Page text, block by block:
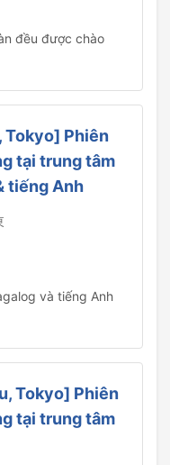
đều được chào
Tokyo] Phiên
tại trung tâm
tiếng Anh
và tiếng Anh
Tokyo] Phiên
tại trung tâm